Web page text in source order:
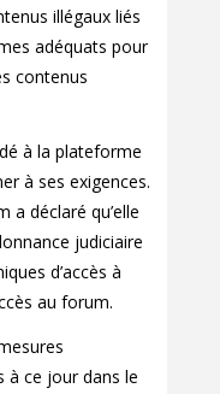
illégaux liés
adéquats pour
contenus
à la plateforme
à ses exigences.
a déclaré qu’elle
judiciaire
d’accès à
au forum.
à ce jour dans le